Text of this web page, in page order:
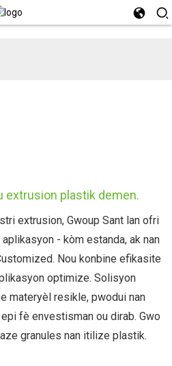
extrusion plastik demen.
extrusion, Gwoup Sant lan ofri
- kòm estanda, ak nan
Nou konbine efikasite
optimize. Solisyon
materyèl resikle, pwodui nan
fè envestisman ou dirab. Gwo
granules nan itilize plastik.